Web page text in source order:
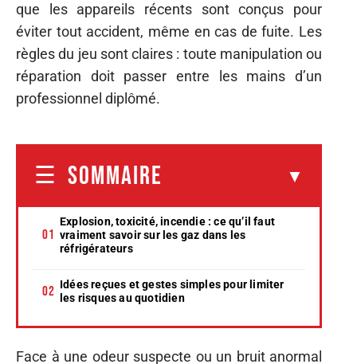
que les appareils récents sont conçus pour
éviter tout accident, même en cas de fuite. Les
règles du jeu sont claires : toute manipulation ou
réparation doit passer entre les mains d’un
professionnel diplômé.
SOMMAIRE
Explosion, toxicité, incendie : ce qu’il faut
vraiment savoir sur les gaz dans les
réfrigérateurs
Idées reçues et gestes simples pour limiter
les risques au quotidien
Face à une odeur suspecte ou un bruit anormal